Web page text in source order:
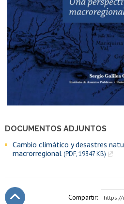
DOCUMENTOS ADJUNTOS
Cambio climático y desastres
macrorregional (PDF, 19347 KB)
Compartir: